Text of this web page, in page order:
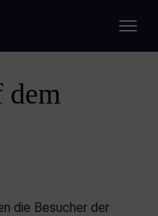
dem
die Besucher der